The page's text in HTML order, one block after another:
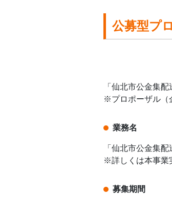
公募型プ
「仙北市公金集
※プロポーザル（
業務名
「仙北市公金集配
※詳しくは本事業
募集期間